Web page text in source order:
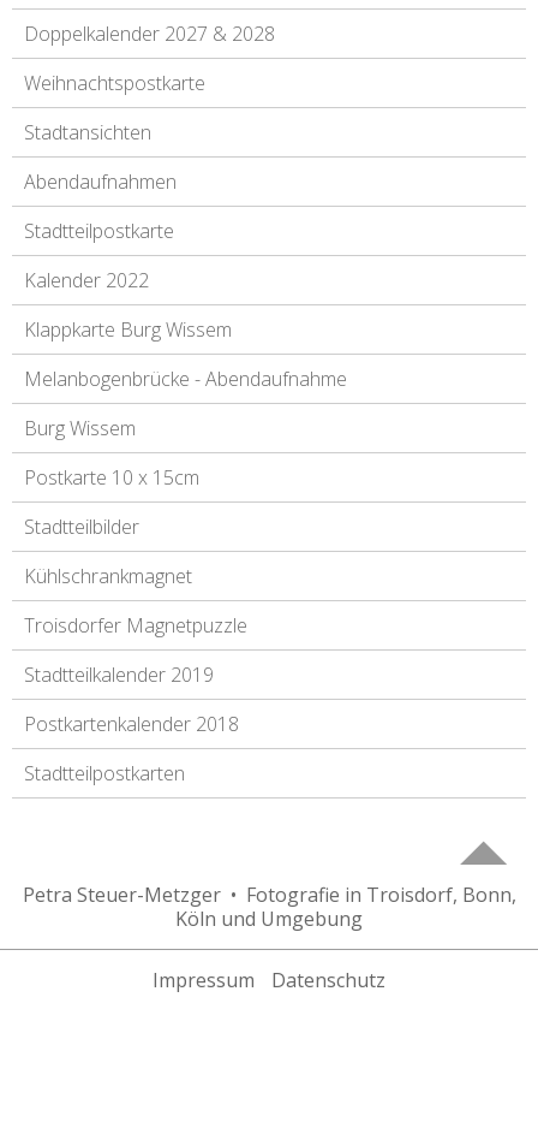
Doppelkalender 2027 & 2028
Weihnachtspostkarte
Stadtansichten
Abendaufnahmen
Stadtteilpostkarte
Kalender 2022
Klappkarte Burg Wissem
Melanbogenbrücke - Abendaufnahme
Burg Wissem
Postkarte 10 x 15cm
Stadtteilbilder
Kühlschrankmagnet
Troisdorfer Magnetpuzzle
Stadtteilkalender 2019
Postkartenkalender 2018
Stadtteilpostkarten
Petra Steuer-Metzger • Fotografie in Troisdorf, Bonn,
Köln und Umgebung
Impressum Datenschutz